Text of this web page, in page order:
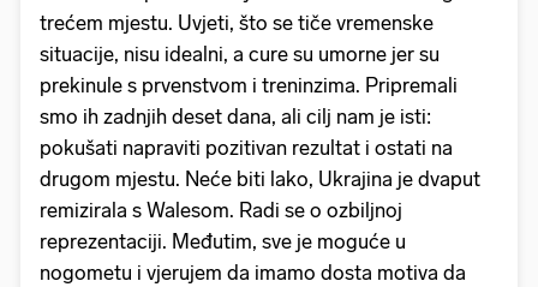
trećem mjestu. Uvjeti, što se tiče vremenske
situacije, nisu idealni, a cure su umorne jer su
prekinule s prvenstvom i treninzima. Pripremali
smo ih zadnjih deset dana, ali cilj nam je isti:
pokušati napraviti pozitivan rezultat i ostati na
drugom mjestu. Neće biti lako, Ukrajina je dvaput
remizirala s Walesom. Radi se o ozbiljnoj
reprezentaciji. Međutim, sve je moguće u
nogometu i vjerujem da imamo dosta motiva da